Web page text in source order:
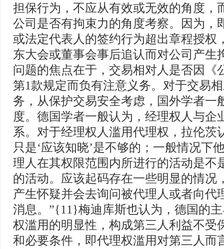
担保行为，不应从有效或无效的角度，
公司是否有拘束力的角度考察。因为，
或法定代表人的签约行为超出章程授权
东大会或董事会事后追认而对公司产生
问题的焦点在于，交易相对人是否因《
第1款规定而负有注意义务。对于交易
务，从保护交易安全考虑，国外学者一
度。德国学者一般认为，经理权人与企
系。对于经理权人滥用代理权，拉伦茨
只是‘应该知晓’是不够的；一般情况下
理人在其权限范围内所进行的活动是不
的活动。应该起码存在一些明显的情况
产生怀疑并会去询问被代理人或者向代
消息。”{11}梅迪库斯也认为，德国的
权滥用的明显性，构成第三人利益不受
和必要条件，即代理权滥用对第三人而